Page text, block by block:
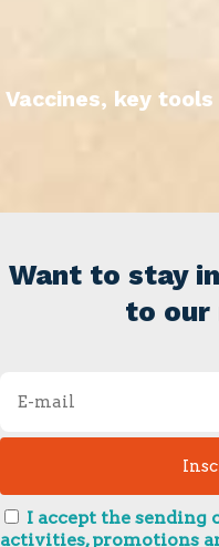
Vaccines, key
Want to stay
to our
I accept the
activities, promotions